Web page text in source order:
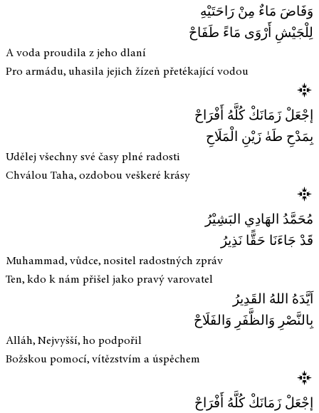
وَفَاضَ مَاءٌ مِنْ رَاحَتَيْهِ
لِلْجَيْشِ أَرْوَى مَاءً طَفَاحْ
A voda proudila z jeho dlaní
Pro armádu, uhasila jejich žízeň přetékající vodou
إجْعَلْ زَمَانَكْ كُلَّهُ أَفْرَاحْ
بِمَدْحِ طَهٰ زَيْنِ الْمَلَاحِ
Udělej všechny své časy plné radosti
Chválou Taha, ozdobou veškeré krásy
مُحَمَّدُ الهَادِي البَشِيْرُ
قَدْ جَاءَنَا حَقًّا نَذِيرُ
Muhammad, vůdce, nositel radostných zpráv
Ten, kdo k nám přišel jako pravý varovatel
اَيَّدَهُ اللهُ القَدِيرُ
بِالنَّصْرِ وَالظَّفَرِ وَالفَلَاحْ
Alláh, Nejvyšší, ho podpořil
Božskou pomocí, vítězstvím a úspěchem
إجْعَلْ زَمَانَكْ كُلَّهُ أَفْرَاحْ